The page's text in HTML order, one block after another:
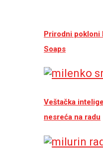
Prirodni pokloni
Soaps
Veštačka
nesreća na radu